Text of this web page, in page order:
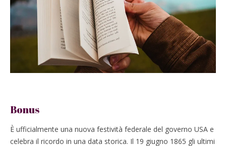
Bonus
È ufficialmente una nuova festività federale del governo USA e
celebra il ricordo in una data storica. Il 19 giugno 1865 gli ultimi